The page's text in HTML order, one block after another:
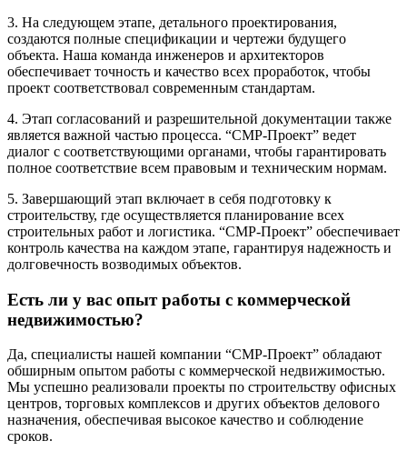
3. На следующем этапе, детального проектирования,
создаются полные спецификации и чертежи будущего
объекта. Наша команда инженеров и архитекторов
обеспечивает точность и качество всех проработок, чтобы
проект соответствовал современным стандартам.
4. Этап согласований и разрешительной документации также
является важной частью процесса. “СМР-Проект” ведет
диалог с соответствующими органами, чтобы гарантировать
полное соответствие всем правовым и техническим нормам.
5. Завершающий этап включает в себя подготовку к
строительству, где осуществляется планирование всех
строительных работ и логистика. “СМР-Проект” обеспечивает
контроль качества на каждом этапе, гарантируя надежность и
долговечность возводимых объектов.
Есть ли у вас опыт работы с коммерческой
недвижимостью?
Да, специалисты нашей компании “СМР-Проект” обладают
обширным опытом работы с коммерческой недвижимостью.
Мы успешно реализовали проекты по строительству офисных
центров, торговых комплексов и других объектов делового
назначения, обеспечивая высокое качество и соблюдение
сроков.